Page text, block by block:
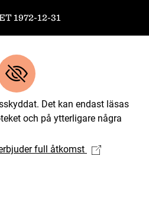
1972-12-31
Det kan endast läsas
och på ytterligare några
full åtkomst